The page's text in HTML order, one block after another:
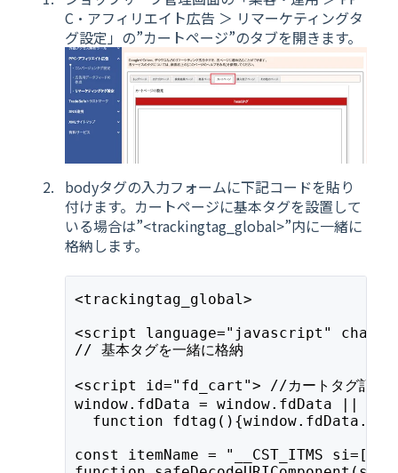
C・アフィリエイト広告 ＞ リマーケティングタ
グ設定」の”カートページ”のタブを開きます。
bodyタグの入力フォームに下記コードを貼り
付けます。カートページに基本タグを設置して
いる場合は”<trackingtag_global>”内に一緒に
格納します。
<trackingtag_global>
<script language="javascript"
// 基本タグを一緒に格納
<script id="fd_cart"> //カートタグ記述
window.fdData = window.fdData || [];
function
const itemName = "__CST_ITMS